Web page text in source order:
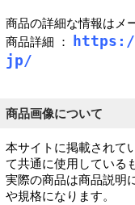
商品の詳細な情報はメ
商品詳細 ： https://
jp/
商品画像について
本サイトに掲載されて
て共通に使用している
実際の商品は商品説明
や規格になります。